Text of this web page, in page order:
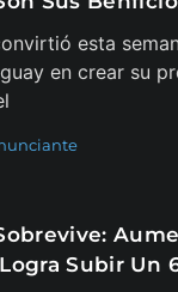
esta
en crear su
Subir Un